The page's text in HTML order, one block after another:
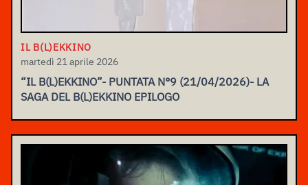
IL B(L)EKKINO
martedì 21 aprile 2026
“IL B(L)EKKINO”- PUNTATA N°9 (21/04/2026)- LA
SAGA DEL B(L)EKKINO EPILOGO